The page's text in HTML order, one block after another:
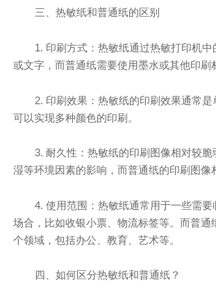
三、热敏纸和普通纸的区别
1. 印刷方式：热敏纸通过热敏打印机
或文字，而普通纸需要使用墨水或其他印刷
2. 印刷效果：热敏纸的印刷效果通常
可以实现多种颜色的印刷。
3. 耐久性：热敏纸的印刷图像相对较脆
湿等环境因素的影响，而普通纸的印刷图像
4. 使用范围：热敏纸通常用于一些需要
场合，比如收银小票、物流标签等。而普通
个领域，包括办公、教育、艺术等。
四、如何区分热敏纸和普通纸？